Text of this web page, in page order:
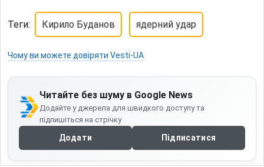
Теги: Кирило Буданов ядерний удар
Чому ви можете довіряти Vesti-UA
Читайте без шуму в Google News
Додайте у джерела для швидкого доступу та
підпишіться на стрічку
Додати Підписатися